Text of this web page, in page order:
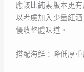
應該比純素版本更
以考慮加入少量紅
慢收整體味道。
搭配海鮮：降低厚